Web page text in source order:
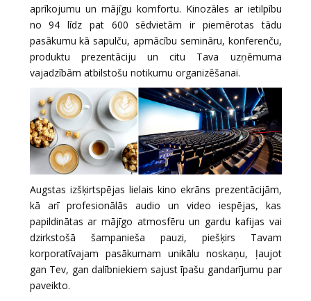
Kino
Klubs
aprīkojumu un mājīgu komfortu. Kinozāles ar ietilpību
no 94 līdz pat 600 sēdvietām ir piemērotas tādu
pasākumu kā sapulču, apmācību semināru, konferenču,
produktu prezentāciju un citu Tava uzņēmuma
vajadzībām atbilstošu notikumu organizēšanai.
Augstas izšķirtspējas lielais kino ekrāns prezentācijām,
kā arī profesionālās audio un video iespējas, kas
papildinātas ar mājīgo atmosfēru un gardu kafijas vai
dzirkstošā šampanieša pauzi, piešķirs Tavam
korporatīvajam pasākumam unikālu noskaņu, ļaujot
gan Tev, gan dalībniekiem sajust īpašu gandarījumu par
paveikto.